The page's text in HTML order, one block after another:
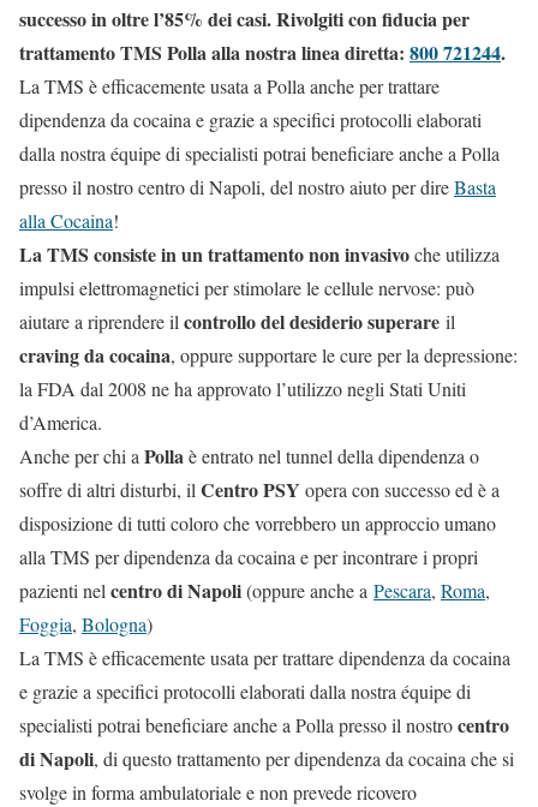
successo in oltre l’85% dei casi. Rivolgiti con fiducia per
trattamento TMS Polla alla nostra linea diretta: 800 721244.
La TMS è efficacemente usata a Polla anche per trattare
dipendenza da cocaina e grazie a specifici protocolli elaborati
dalla nostra équipe di specialisti potrai beneficiare anche a Polla
presso il nostro centro di Napoli, del nostro aiuto per direBasta
alla Cocaina!
La TMS consiste in un trattamento non invasivoche utilizza
impulsi elettromagnetici per stimolare le cellule nervose: può
aiutare a riprendere ilcontrollo del desiderio superare il
craving da cocaina, oppure supportare le cure per la depressione:
la FDA dal 2008 ne ha approvato l’utilizzo negli Stati Uniti
d’America.
Anche per chi aPollaè entrato nel tunnel della dipendenza o
soffre di altri disturbi, ilCentro PSY opera con successo ed è a
disposizione di tutti coloro che vorrebbero un approccio umano
alla TMS per dipendenza da cocaina e per incontrare i propri
pazienti nelcentro di Napoli(oppure anche a Pescara, Roma,
Foggia, Bologna)
La TMS è efficacemente usata per trattare dipendenza da cocaina
e grazie a specifici protocolli elaborati dalla nostra équipe di
specialisti potrai beneficiare anche a Polla presso il nostrocentro
di Napoli, di questo trattamento per dipendenza da cocaina che si
svolge in forma ambulatoriale e non prevede ricovero